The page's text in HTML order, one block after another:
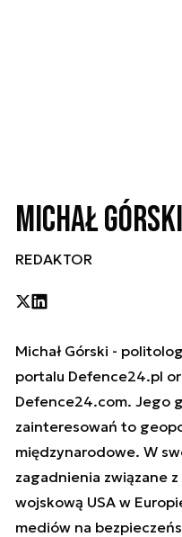
Michał Górski
REDAKTOR
Michał Górski -
portalu Defence24.pl
Defence24.com. Jego
zainteresowań to
międzynarodowe. W
zagadnienia związane
wojskową USA w
mediów na